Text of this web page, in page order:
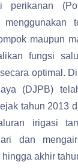
perikanan
maupun
fungsi
optimal.
(DJPB)
tahun 2013
irigasi
dan
akhir